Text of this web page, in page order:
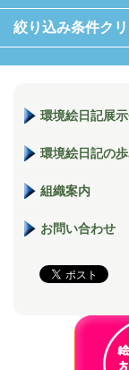
絞り込み条件ク
環境絵日記展
環境絵日記の
組織案内
お問い合わせ